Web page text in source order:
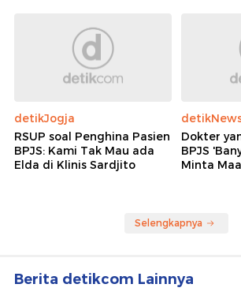
detikJogja
RSUP soal Penghina Pasien
BPJS: Kami Tak Mau ada
Elda di Klinis Sardjito
Dokter
BPJS
Minta
Selengkapnya
Berita detikcom Lainnya